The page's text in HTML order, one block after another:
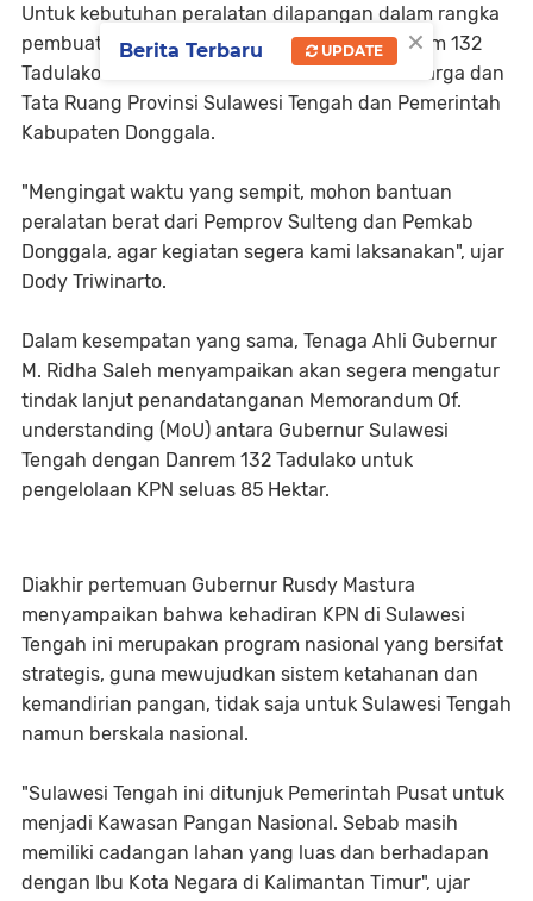
Untuk kebutuhan peralatan dilapangan dalam rangka
pembuatan Helipad dan Land Clearing, Danrem 132
Tadulako meminta bantuan dari Dinas Bina Marga dan
Tata Ruang Provinsi Sulawesi Tengah dan Pemerintah
Kabupaten Donggala.
"Mengingat waktu yang sempit, mohon bantuan
peralatan berat dari Pemprov Sulteng dan Pemkab
Donggala, agar kegiatan segera kami laksanakan", ujar
Dody Triwinarto.
Dalam kesempatan yang sama, Tenaga Ahli Gubernur
M. Ridha Saleh menyampaikan akan segera mengatur
tindak lanjut penandatanganan Memorandum Of.
understanding (MoU) antara Gubernur Sulawesi
Tengah dengan Danrem 132 Tadulako untuk
pengelolaan KPN seluas 85 Hektar.
Diakhir pertemuan Gubernur Rusdy Mastura
menyampaikan bahwa kehadiran KPN di Sulawesi
Tengah ini merupakan program nasional yang bersifat
strategis, guna mewujudkan sistem ketahanan dan
kemandirian pangan, tidak saja untuk Sulawesi Tengah
namun berskala nasional.
"Sulawesi Tengah ini ditunjuk Pemerintah Pusat untuk
menjadi Kawasan Pangan Nasional. Sebab masih
memiliki cadangan lahan yang luas dan berhadapan
dengan Ibu Kota Negara di Kalimantan Timur", ujar
×
Berita Terbaru UPDATE